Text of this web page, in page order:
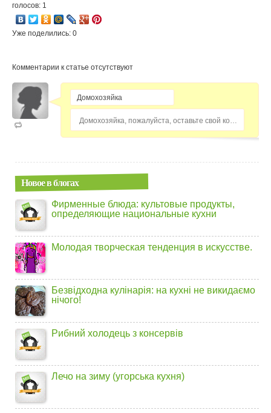
голосов: 1
Уже поделились: 0
Комментарии к статье отсутствуют
Домохозяйка, пожалуйста, оставьте свой комментарий...
Новое в блогах
Фирменные блюда: культовые продукты,
определяющие национальные кухни
Молодая творческая тенденция в искусстве.
Безвідходна кулінарія: на кухні не викидаємо
нічого!
Рибний холодець з консервів
Лечо на зиму (угорська кухня)